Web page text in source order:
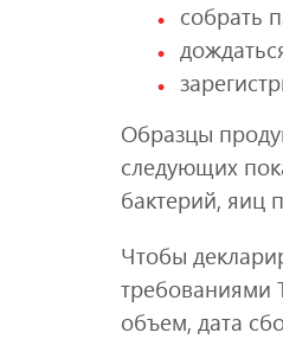
собрать
Образцы
следующих
бактерий, яиц
Чтобы
требованиями
объем, дата